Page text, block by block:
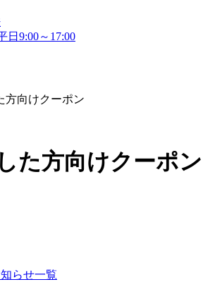
日9:00～17:00
方向けクーポン
た方向けクーポン
らせ一覧